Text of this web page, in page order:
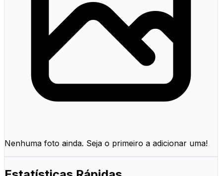
Nenhuma foto ainda. Seja o primeiro a adicionar uma!